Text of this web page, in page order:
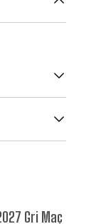
Gri Maç